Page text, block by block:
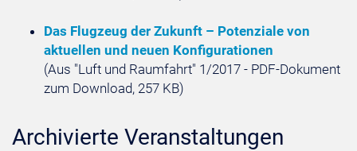
Das Flugzeug der Zukunft – Potenziale von
aktuellen und neuen Konfigurationen
(Aus "Luft und Raumfahrt" 1/2017 - PDF-Dokument
zum Download, 257 KB)
Archivierte Veranstaltungen